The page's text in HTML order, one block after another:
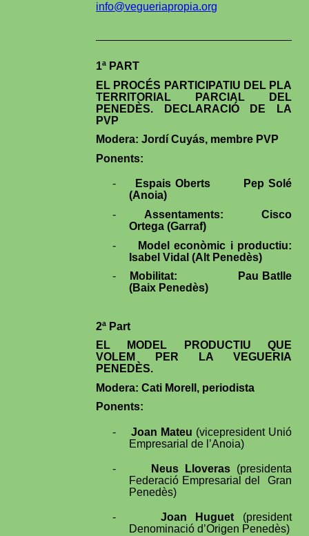
info@vegueriapropia.org
1ª PART
EL PROCÉS PARTICIPATIU DEL PLA
TERRITORIAL PARCIAL DEL
PENEDÈS. DECLARACIÓ DE LA
PVP
Modera: Jordí Cuyás, membre PVP
Ponents:
- Espais Oberts
Pep Solé
(Anoia)
-
Assentaments:
Cisco
Ortega (Garraf)
-
Model econòmic i productiu:
Isabel Vidal (Alt Penedès)
-
Mobilitat:
Pau Batlle
(Baix Penedès)
2ª Part
EL MODEL PRODUCTIU QUE
VOLEM PER LA VEGUERIA
PENEDÈS.
Modera: Cati Morell, periodista
Ponents:
- Joan Mateu (vicepresident Unió
Empresarial de l’Anoia)
- Neus Lloveras (presidenta
Federació Empresarial del
Gran
Penedès)
- Joan Huguet (president
Denominació d’Origen Penedès)